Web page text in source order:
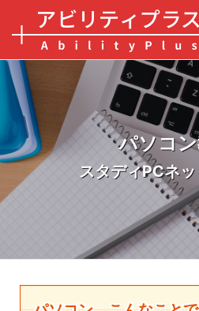
コンテンツへスキップ
パソコ
スタディPCネ